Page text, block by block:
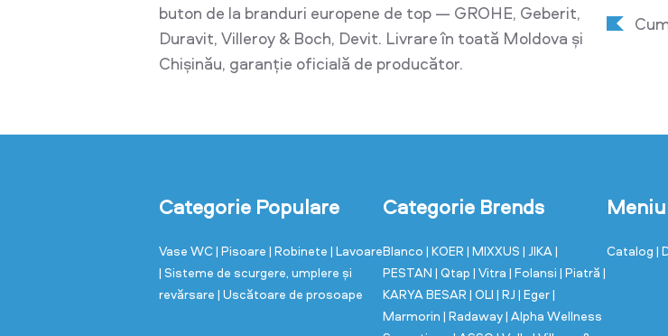
buton de la branduri europene de top — GROHE, Geberit,
Duravit, Villeroy & Boch, Devit. Livrare în toată Moldova și
Chișinău, garanție oficială de producător.
Categorie Populare
Vase WC| Pisoare | Robinete | Lavoare
| Sisteme de scurgere, umplere și
revărsare | Uscătoare de prosoape
Categorie Brends
Blanco | KOER | MIXXUS | JIKA|
PESTAN | Qtap | Vitra | Folansi | Piatră |
KARYA BESAR | OLI | RJ | Eger|
Marmorin | Radaway| Alpha Wellness
Catalog |